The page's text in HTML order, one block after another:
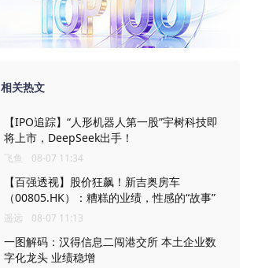
相关热文
【IPO追踪】“人形机器人第一股”宇树科技即
将上市，DeepSeek出手！
飞鱼 08-07 11:34
【百强透视】股价狂飙！新吉奥房车
（00805.HK）：糟糕的业绩，性感的“故事”
遥远 08-07 11:13
一图解码：汉得信息二闯港交所 本土企业数
字化龙头 业绩稳增